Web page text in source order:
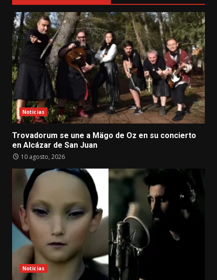
Noticias
Trovadorum se une a Mägo de Oz en su concierto
en Alcázar de San Juan
10 agosto, 2026
Noticias